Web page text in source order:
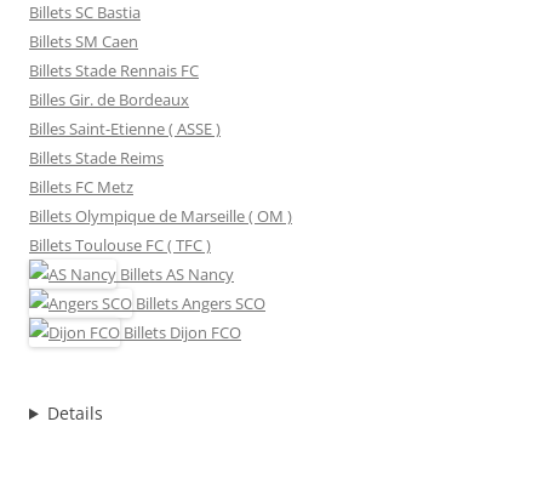
Billets SC Bastia
Billets SM Caen
Billets Stade Rennais FC
Billes Gir. de Bordeaux
Billes Saint-Etienne ( ASSE )
Billets Stade Reims
Billets FC Metz
Billets Olympique de Marseille ( OM )
Billets Toulouse FC ( TFC )
BilletsAS Nancy
BilletsAngers SCO
Billets Dijon FCO
Details